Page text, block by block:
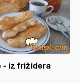
- iz frižidera